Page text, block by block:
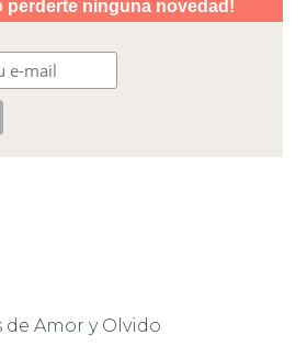
de Amor y Olvido